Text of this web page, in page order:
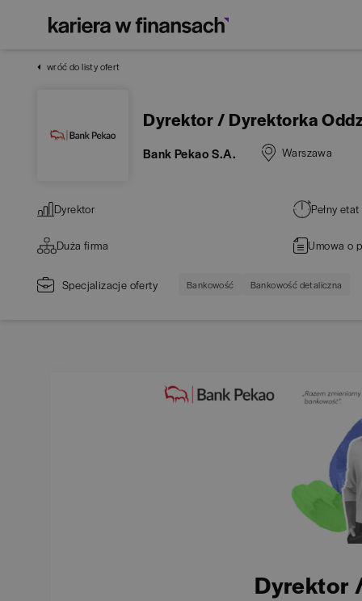
wróć do listy ofert
Dyrektor / Dyrektorka
Bank Pekao S.A. Warszawa
Dyrektor Pełny etat
Duża firma Umowa o
Specjalizacje oferty Bankowość Bankowość detaliczna
Dyrektor